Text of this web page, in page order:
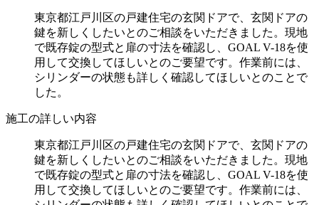
東京都江戸川区の戸建住宅の玄関ドアで、玄関ドアの
鍵を新しくしたいとのご相談をいただきました。現地
で既存錠の型式と扉の寸法を確認し、GOAL V-18を使
用して交換してほしいとのご要望です。作業前には、
シリンダーの状態も詳しく確認してほしいとのことで
した。
施工の詳しい内容
東京都江戸川区の戸建住宅の玄関ドアで、玄関ドアの
鍵を新しくしたいとのご相談をいただきました。現地
で既存錠の型式と扉の寸法を確認し、GOAL V-18を使
用して交換してほしいとのご要望です。作業前には、